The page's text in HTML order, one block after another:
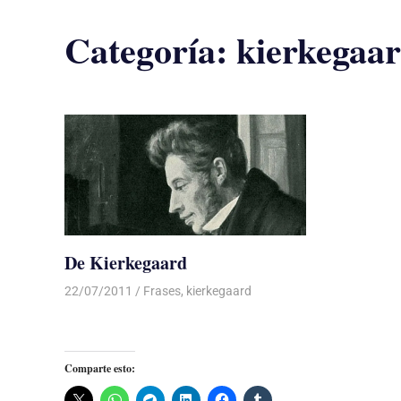
Categoría:
De Kierkegaard
22/07/2011 Luis Castellanos
Frases, kierkegaard
Comparte esto: